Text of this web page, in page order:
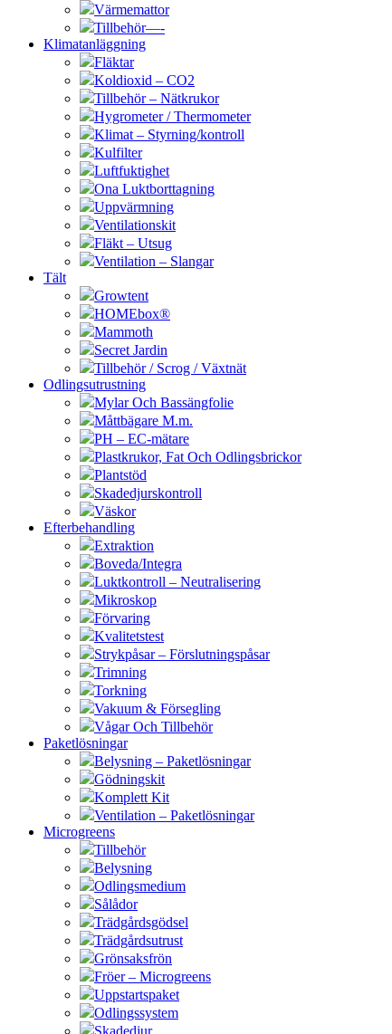
Värmemattor
Tillbehör—-
Klimatanläggning
Fläktar
Koldioxid – CO2
Tillbehör – Nätkrukor
Hygrometer / Thermometer
Klimat – Styrning/kontroll
Kulfilter
Luftfuktighet
Ona Luktborttagning
Uppvärmning
Ventilationskit
Fläkt – Utsug
Ventilation – Slangar
Tält
Growtent
HOMEbox®
Mammoth
Secret Jardin
Tillbehör / Scrog / Växtnät
Odlingsutrustning
Mylar Och Bassängfolie
Måttbägare M.m.
PH – EC-mätare
Plastkrukor, Fat Och Odlingsbrickor
Plantstöd
Skadedjurskontroll
Väskor
Efterbehandling
Extraktion
Boveda/Integra
Luktkontroll – Neutralisering
Mikroskop
Förvaring
Kvalitetstest
Strykpåsar – Förslutningspåsar
Trimning
Torkning
Vakuum & Försegling
Vågar Och Tillbehör
Paketlösningar
Belysning – Paketlösningar
Gödningskit
Komplett Kit
Ventilation – Paketlösningar
Microgreens
Tillbehör
Belysning
Odlingsmedium
Sålådor
Trädgårdsgödsel
Trädgårdsutrust
Grönsaksfrön
Fröer – Microgreens
Uppstartspaket
Odlingssystem
Skadedjur